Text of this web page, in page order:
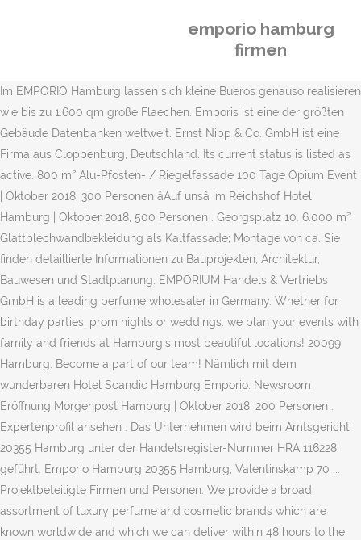
emporio hamburg
firmen
Im EMPORIO Hamburg lassen sich kleine Bueros genauso realisieren
wie bis zu 1.600 qm große Flaechen. Emporis ist eine der größten
Gebäude Datenbanken weltweit. Ernst Nipp & Co. GmbH ist eine
Firma aus Cloppenburg, Deutschland. Its current status is listed as
active. 800 m² Alu-Pfosten- / Riegelfassade 100 Tage Opium Event
| Oktober 2018, 300 Personen âAuf unsâ im Reichshof Hotel
Hamburg | Oktober 2018, 500 Personen . Georgsplatz 10. 6.000 m²
Glattblechwandbekleidung als Kaltfassade; Montage von ca. Sie
finden detaillierte Informationen zu Bauprojekten, Architektur,
Bauwesen und Stadtplanung. EMPORIUM Handels & Vertriebs
GmbH is a leading perfume wholesaler in Germany. Whether for
birthday parties, prom nights or weddings: we plan your events with
family and friends at Hamburg's most beautiful locations! 20099
Hamburg. Become a part of our team! Nämlich mit dem
wunderbaren Hotel Scandic Hamburg Emporio. Newsroom
Eröffnung Morgenpost Hamburg | Oktober 2018, 200 Personen .
Expertenprofil ansehen . Das Unternehmen wird beim Amtsgericht
20355 Hamburg unter der Handelsregister-Nummer HRA 116228
geführt. Emporio Hamburg 20355 Hamburg, Valentinskamp 70 ...
Projektbeteiligte Firmen und Personen. We provide a broad
assortment of luxury perfume and cosmetic brands which are
known worldwide and which we can deliver within 48 hours to the